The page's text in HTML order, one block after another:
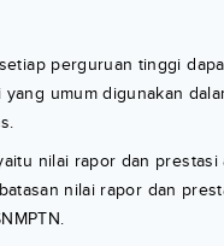
perguruan tinggi
umum digunakan
nilai rapor dan
nilai rapor dan